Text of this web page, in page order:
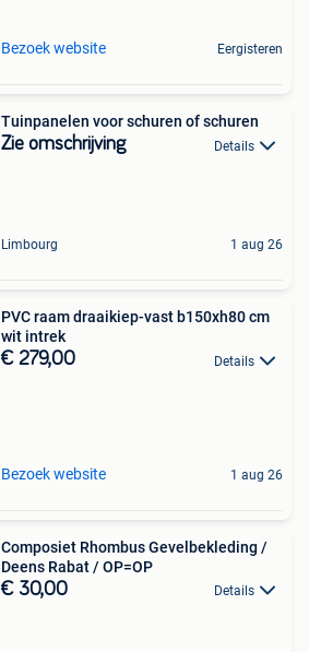
Bezoek website Eergisteren
Tuinpanelen voor schuren of schuren
Zie omschrijving Details
Limbourg 1 aug 26
PVC raam draaikiep-vast b150xh80 cm
wit intrek
€ 279,00 Details
Bezoek website 1 aug 26
Composiet Rhombus Gevelbekleding /
Deens Rabat / OP=OP
€ 30,00 Details